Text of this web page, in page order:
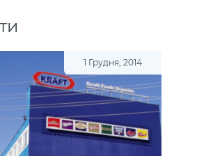
1 Грудня, 2014